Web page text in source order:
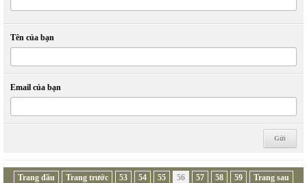
Tên của bạn
Email của bạn
Trang đầu Trang trước 53 54 55 56 57 58 59
Trang sau